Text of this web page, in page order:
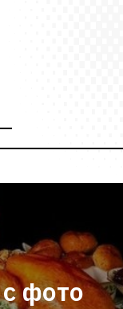
фото